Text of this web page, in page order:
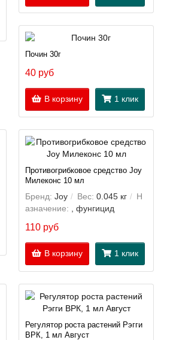
Почин 30г
40 руб
В корзину 1 клик
Противогрибковое средство Joy
Милеконс 10 мл
Бренд: Joy Вес: 0.045 кг
Н
азначение:
, фунгицид
110 руб
В корзину 1 клик
Регулятор роста растений Рэгги
ВРК, 1 мл Август